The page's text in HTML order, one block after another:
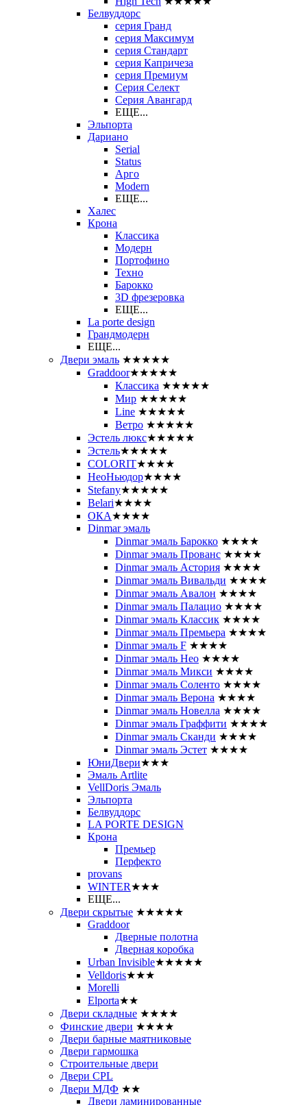
Белвуддорс
серия Гранд
серия Максимум
серия Стандарт
серия Капричеза
серия Премиум
Серия Селект
Серия Авангард
ЕЩЕ...
Эльпорта
Дариано
Serial
Status
Арго
Modern
ЕЩЕ...
Халес
Крона
Классика
Модерн
Портофино
Техно
Барокко
3D фрезеровка
ЕЩЕ...
La porte design
Грандмодерн
ЕЩЕ...
Двери эмаль ★★★★★
Graddoor★★★★★
Классика ★★★★★
Мир ★★★★★
Line ★★★★★
Ветро ★★★★★
Эстель люкс★★★★★
Эстель★★★★★
COLORIT★★★★
НеоНьюдор★★★★
Stefany★★★★★
Belari★★★★
ОКА★★★★
Dinmar эмаль
Dinmar эмаль Барокко ★★★★
Dinmar эмаль Прованс ★★★★
Dinmar эмаль Астория ★★★★
Dinmar эмаль Вивальди ★★★★
Dinmar эмаль Авалон ★★★★
Dinmar эмаль Палацио ★★★★
Dinmar эмаль Классик ★★★★
Dinmar эмаль Премьера ★★★★
Dinmar эмаль F ★★★★
Dinmar эмаль Нео ★★★★
Dinmar эмаль Микси ★★★★
Dinmar эмаль Соленто ★★★★
Dinmar эмаль Верона ★★★★
Dinmar эмаль Новелла ★★★★
Dinmar эмаль Граффити ★★★★
Dinmar эмаль Сканди ★★★★
Dinmar эмаль Эстет ★★★★
ЮниДвери★★★
Эмаль Artlite
VellDoris Эмаль
Эльпорта
Белвуддорс
LA PORTE DESIGN
Крона
Премьер
Перфекто
provans
WINTER★★★
ЕЩЕ...
Двери скрытые ★★★★★
Graddoor
Дверные полотна
Дверная коробка
Urban Invisible★★★★★
Velldoris★★★
Morelli
Elporta★★
Двери складные ★★★★
Финские двери ★★★★
Двери барные маятниковые
Двери гармошка
Строительные двери
Двери CРL
Двери МДФ ★★
Двери ламинированные